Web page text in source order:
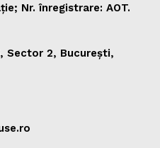
Nr. înregistrare: AOT.
Sector 2, București,